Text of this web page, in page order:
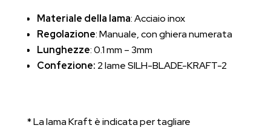
Materiale della lama: Acciaio inox
Regolazione: Manuale, con ghiera numerata
Lunghezze: 0.1 mm – 3mm
Confezione: 2 lame SILH-BLADE-KRAFT-2
* La lama Kraft è indicata per tagliare